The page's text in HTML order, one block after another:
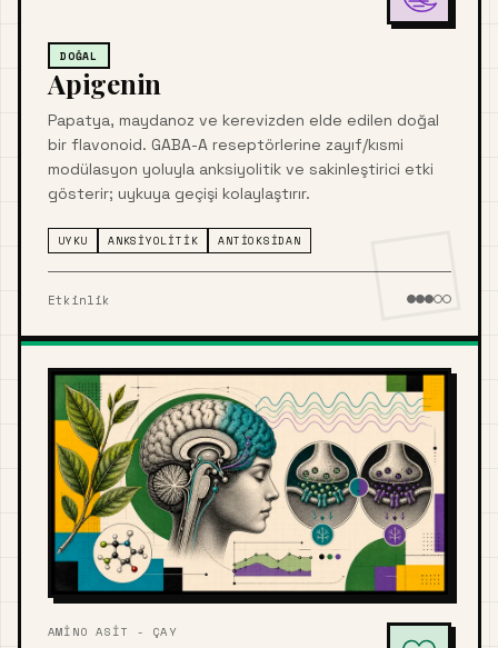
DOĞAL
Apigenin
Papatya, maydanoz ve kerevizden elde edilen doğal
bir flavonoid. GABA-A reseptörlerine zayıf/kısmi
modülasyon yoluyla anksiyolitik ve sakinleştirici etki
gösterir; uykuya geçişi kolaylaştırır.
UYKU ANKSIYOLITIK ANTIOKSIDAN
Etkinlik
AMINO ASIT - ÇAY